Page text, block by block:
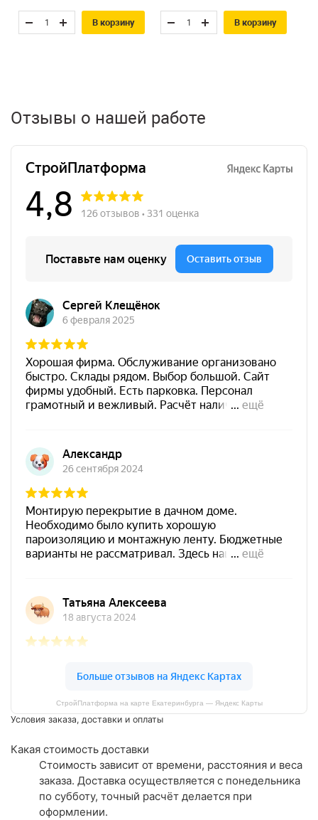
В корзину В корзину
Отзывы о нашей работе
СтройПлатформа на карте Екатеринбурга — Яндекс Карты
Условия заказа, доставки и оплаты
Какая стоимость доставки
Стоимость зависит от времени, расстояния и веса
заказа. Доставка осуществляется с понедельника
по субботу, точный расчёт делается при
оформлении.